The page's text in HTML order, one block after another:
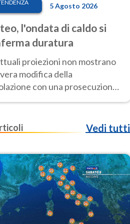
5 Agosto 2026
l'ondata di caldo si
duratura
proiezioni non mostrano
modifica della
con una prosecuzione
fuori scala per molti
Vedi tutti